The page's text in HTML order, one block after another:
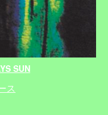
SUN
ス